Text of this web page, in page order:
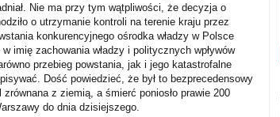
Nie ma przy tym wątpliwości, że decyzja o
o utrzymanie kontroli na terenie kraju przez
konkurencyjnego ośrodka władzy w Polsce
imię zachowania władzy i politycznych wpływów
przebieg powstania, jak i jego katastrofalne
Dość powiedzieć, że był to bezprecedensowy
z ziemią, a śmierć poniosło prawie 200
do dnia dzisiejszego.